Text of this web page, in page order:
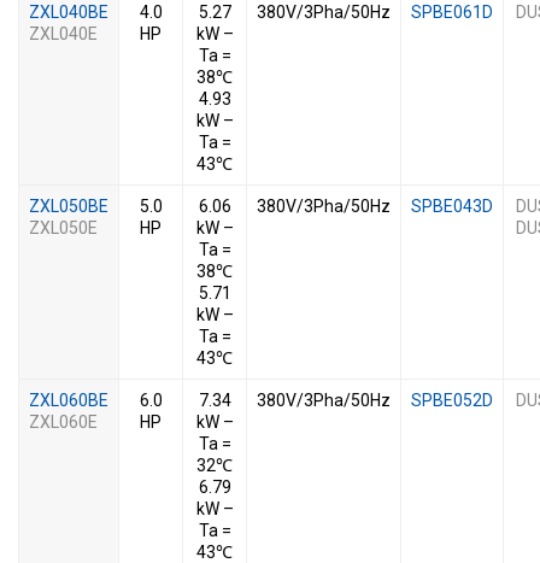
ZXL040BE
ZXL040E
4.0
HP
5.27
kW –
Ta =
38℃
4.93
kW –
Ta =
43℃
380V/3Pha/50Hz SPBE061D
ZXL050BE
ZXL050E
5.0
HP
6.06
kW –
Ta =
38℃
5.71
kW –
Ta =
43℃
380V/3Pha/50Hz SPBE043D
ZXL060BE
ZXL060E
6.0
HP
7.34
kW –
Ta =
32℃
6.79
kW –
Ta =
43℃
380V/3Pha/50Hz SPBE052D